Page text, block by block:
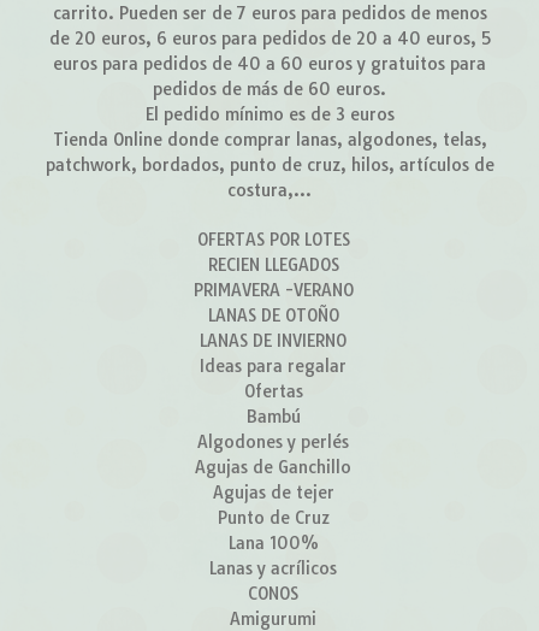
carrito. Pueden ser de 7 euros para pedidos de menos
de 20 euros, 6 euros para pedidos de 20 a 40 euros, 5
euros para pedidos de 40 a 60 euros y gratuitos para
pedidos de más de 60 euros.
El pedido mínimo es de 3 euros
Tienda Online donde comprar lanas, algodones, telas,
patchwork, bordados, punto de cruz, hilos, artículos de
costura,...
OFERTAS POR LOTES
RECIEN LLEGADOS
PRIMAVERA -VERANO
LANAS DE OTOÑO
LANAS DE INVIERNO
Ideas para regalar
Ofertas
Bambú
Algodones y perlés
Agujas de Ganchillo
Agujas de tejer
Punto de Cruz
Lana 100%
Lanas y acrílicos
CONOS
Amigurumi